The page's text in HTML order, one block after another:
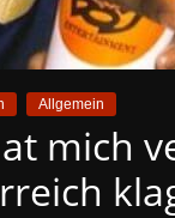
Allgemein
mich